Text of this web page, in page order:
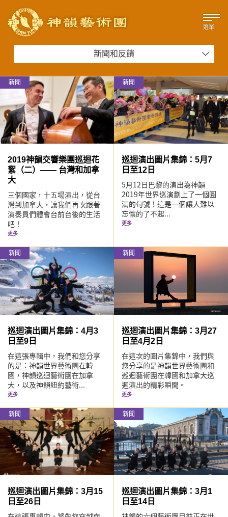
選單
新聞和反饋
新聞
2019神韻交響樂團巡迴花
絮（二）—— 台灣和加拿
大
三個國家，十五場演出，從台
灣到加拿大，讓我們再次跟著
演奏員們體會台前台後的生活
吧！
更多
新聞
巡迴演出圖片集錦：5月7
日至12日
5月12日巴黎的演出為神韻
2019年世界巡演劃上了一個圓
滿的句號！這是一個讓人難以
忘懷的了不起...
更多
新聞
巡迴演出圖片集錦：4月3
日至9日
在這張專輯中，我們和您分享
的是：神韻世界藝術團在韓
國，神韻巡迴藝術團在加拿
大，以及神韻紐約藝術...
更多
新聞
巡迴演出圖片集錦：3月27
日至4月2日
在這次的圖片集錦中，我們與
您分享的是神韻世界藝術團和
巡迴藝術團在韓國和加拿大巡
迴演出的精彩瞬間。
更多
新聞
巡迴演出圖片集錦：3月15
日至26日
新聞
巡迴演出圖片集錦：3月1
日至14日